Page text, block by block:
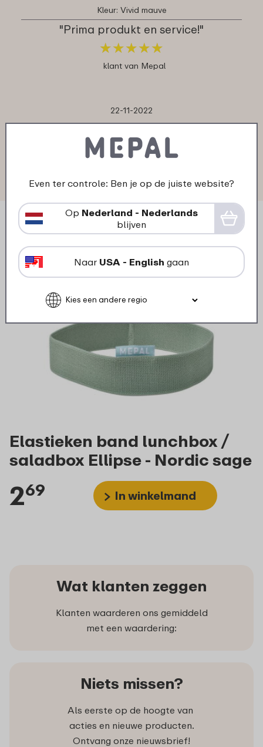
Kleur: Vivid mauve
"Prima produkt en service!"
★★★★★
★★★★★
klant van Mepal
22-11-2022
Kleur: Zilver
"TOP"
★★ ★ ★ ★
★★ ★ ★ ★
klant van Mepal
Elastieken band lunchbox /
saladbox Ellipse - Nordic sage
269 In winkelmand
Wat klanten zeggen
Klanten waarderen ons gemiddeld
met een waardering:
Niets missen?
Als eerste op de hoogte van
acties en nieuwe producten.
Ontvang onze nieuwsbrief!
Even ter controle: Ben je op de juiste website?
Op Nederland - Nederlands
blijven
Naar USA - English gaan